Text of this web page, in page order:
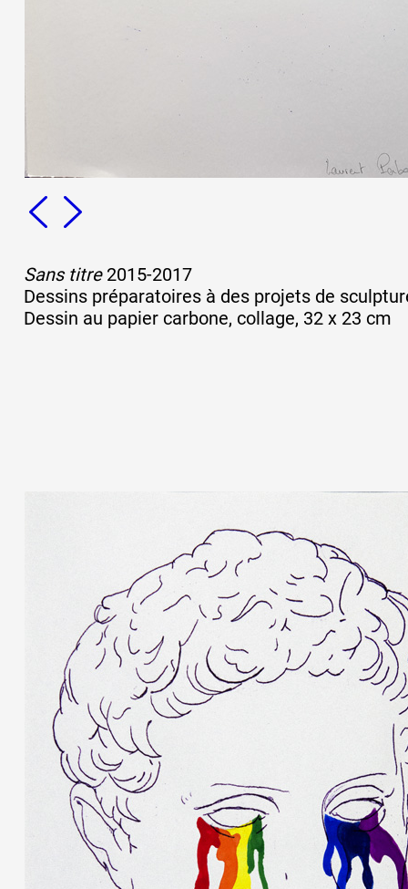
Sans titre2015-2017
Dessins préparatoires à des projets de
Dessin au papier carbone, collage, 32 x 23 cm